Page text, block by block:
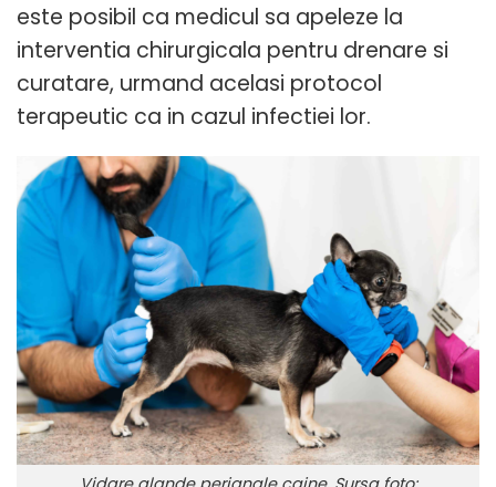
este posibil ca medicul sa apeleze la
interventia chirurgicala pentru drenare si
curatare, urmand acelasi protocol
terapeutic ca in cazul infectiei lor.